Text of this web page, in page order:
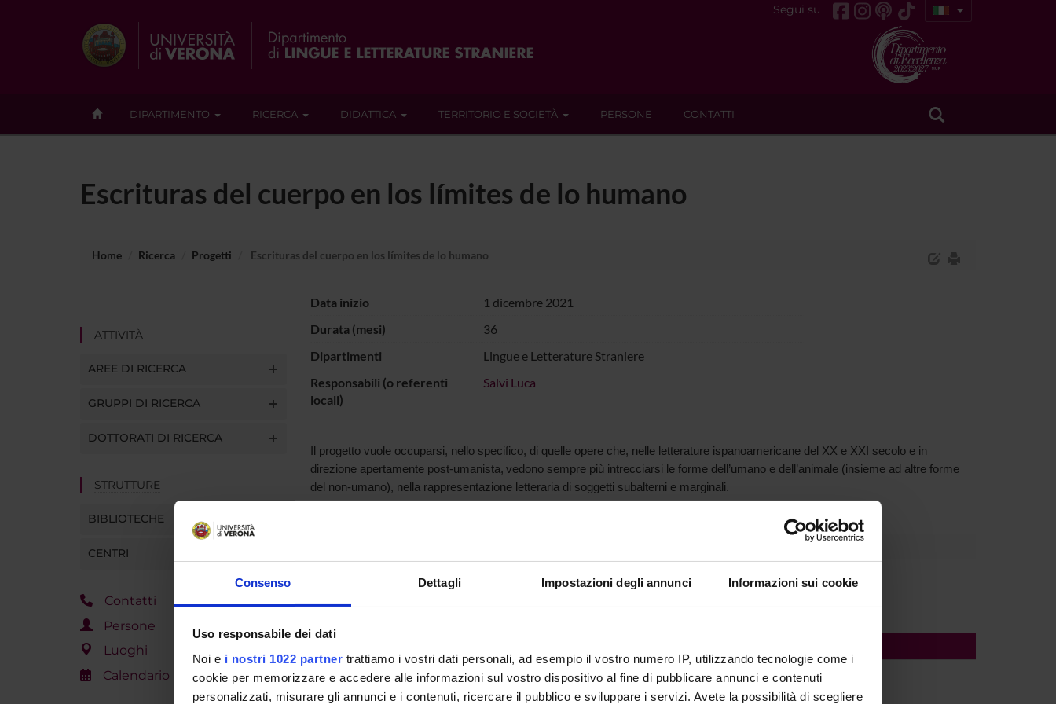
Consenso Dettagli Impostazioni degli annunci Informazioni sui cookie
Uso responsabile dei dati
Noi e i nostri 1022 partner trattiamo i vostri dati personali, ad esempio il vostro numero IP, utilizzando tecnologie come i
cookie per memorizzare e accedere alle informazioni sul vostro dispositivo al fine di pubblicare annunci e contenuti
personalizzati, misurare gli annunci e i contenuti, ricercare il pubblico e sviluppare i servizi. Avete la possibilità di scegliere
Segui su
DIPARTIMENTO RICERCA DIDATTICA TERRITORIO E SOCIETÀ PERSONE CONTATTI
Escrituras del cuerpo en los límites de lo humano
Home Ricerca Progetti Escrituras del cuerpo en los límites de lo humano
ATTIVITÀ
AREE DI RICERCA
GRUPPI DI RICERCA
DOTTORATI DI RICERCA
STRUTTURE
BIBLIOTECHE
CENTRI
Contatti
Persone
Luoghi
Calendario
Data inizio
1 dicembre 2021
Durata (mesi)
36
Dipartimenti
Lingue e Letterature Straniere
Responsabili (o referenti
locali)
Salvi Luca
Il progetto vuole occuparsi, nello specifico, di quelle opere che, nelleletterature ispanoamericane del XX e XXI secoloe in
direzione apertamente post-umanista, vedono sempre più intrecciarsi le forme dell’umano e dell’animale(insieme ad altre forme
del non-umano), nella rappresentazione letteraria di soggetti subalterni e marginali.
Professore associato
Letterature iberiche e ispano-americane
Spanish Cultural Studies and Mentalities